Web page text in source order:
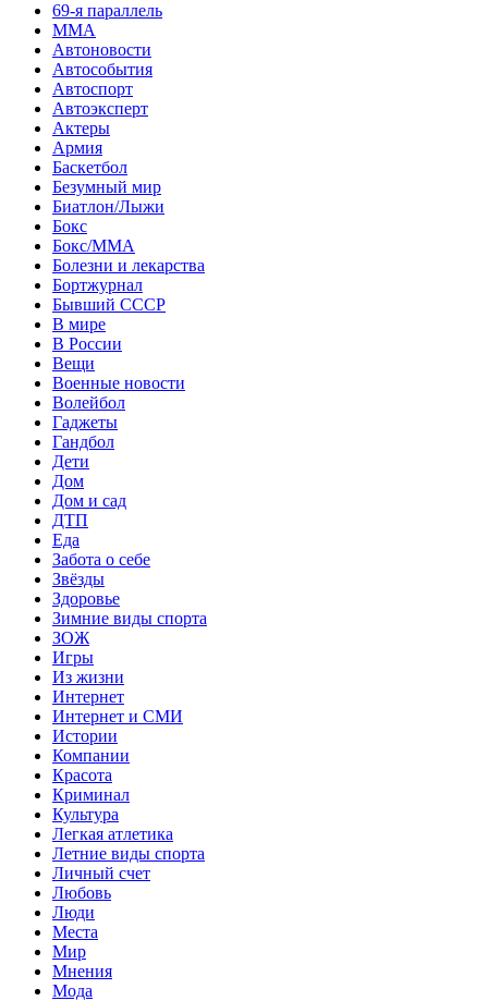
69-я параллель
MMA
Автоновости
Автособытия
Автоспорт
Автоэксперт
Актеры
Армия
Баскетбол
Безумный мир
Биатлон/Лыжи
Бокс
Бокс/MMA
Болезни и лекарства
Бортжурнал
Бывший СССР
В мире
В России
Вещи
Военные новости
Волейбол
Гаджеты
Гандбол
Дети
Дом
Дом и сад
ДТП
Еда
Забота о себе
Звёзды
Здоровье
Зимние виды спорта
ЗОЖ
Игры
Из жизни
Интернет
Интернет и СМИ
Истории
Компании
Красота
Криминал
Культура
Легкая атлетика
Летние виды спорта
Личный счет
Любовь
Люди
Места
Мир
Мнения
Мода